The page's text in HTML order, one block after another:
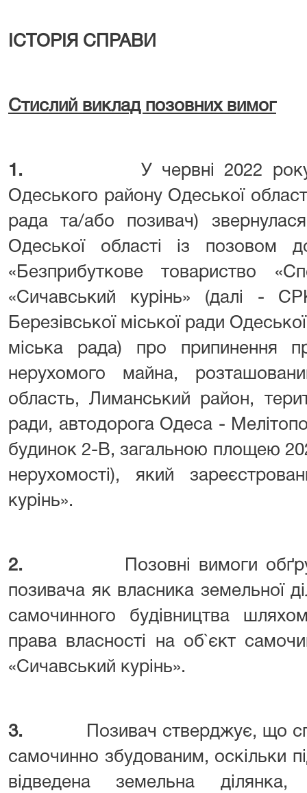
ІСТОРІЯ СПРАВИ
Стислий виклад позовних вимог
1. У червні 2022
Одеського району Одеської
рада та/або позивач)
Одеської області із позовом до
«Безприбуткове товариство
«Сичавський курінь» (далі -
Березівської міської ради
міська рада) про припинення
нерухомого майна,
область, Лиманський район,
ради, автодорога Одеса -
будинок 2-В, загальною площею
нерухомості), який
курінь».
2.
Позовні вимоги
позивача як власника земельної
самочинного будівництва шляхом
права власності на об`єкт
«Сичавський курінь».
3.
Позивач стверджує, що
самочинно збудованим, оскільки
відведена земельна